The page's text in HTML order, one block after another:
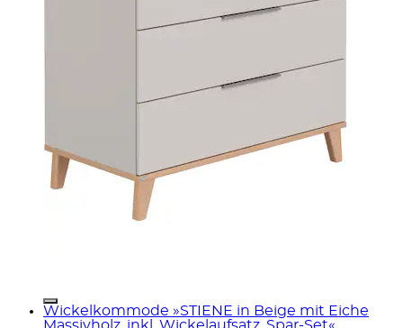
Wickelkommode »STIENE in Beige mit Eiche